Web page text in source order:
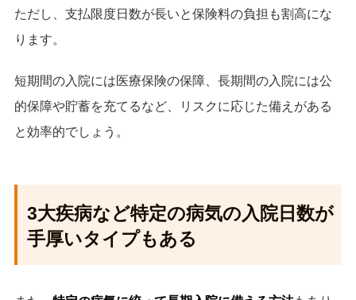
脂質異常症 21.3
心疾患（高血圧性のものを除く）
害
結腸及び直腸の悪性新生物＜腫瘍＞ 15.3
悪性新生物＜腫瘍＞ 14.4
ただし、支払限度日数が長いと保険料の負担も割高にな
ります。
短期間の入院には医療保険の保障、長期間の入院には公
的保障や貯蓄を充てるなど、リスクに応じた備えがある
と効率的でしょう。
3大疾病など特定の病気の入院日数が
手厚いタイプもある